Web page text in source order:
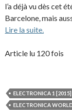
l’a déjà vu dès cet
Barcelone, mais
Lire la suite.
Article lu 120 fois
ELECTRONICA 1 [2015]
ELECTRONICA